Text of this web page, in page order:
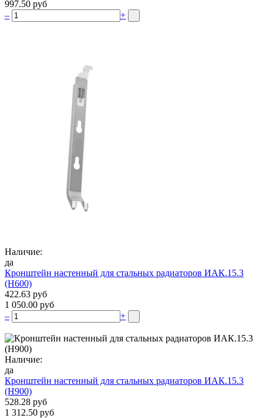
997.50 руб
–
+
Наличие:
да
Кронштейн настенный для стальных радиаторов ИАК.15.3
(H600)
422.63 руб
1 050.00 руб
–
+
Наличие:
да
Кронштейн настенный для стальных радиаторов ИАК.15.3
(H900)
528.28 руб
1 312.50 руб